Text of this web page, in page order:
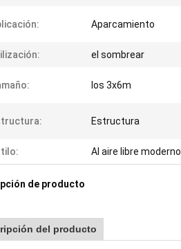
Aparcamiento
el sombrear
los 3x6m
Estructura
Al aire libre moderno
de producto
del producto